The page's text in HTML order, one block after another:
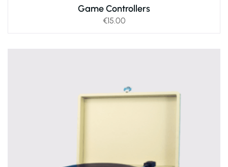
Game Controllers
€15.00